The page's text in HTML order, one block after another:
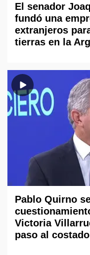
El senador
fundó una
extranjeros
tierras en la
Pablo Quirno
Victoria
paso al